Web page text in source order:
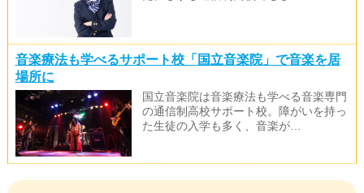
音楽療法も学べるサポート校「国立音楽院」で音楽を居
場所に
国立音楽院は音楽療法も学べる音楽専門
の通信制高校サポート校。障がいを持っ
た生徒の入学も多く、音楽が…